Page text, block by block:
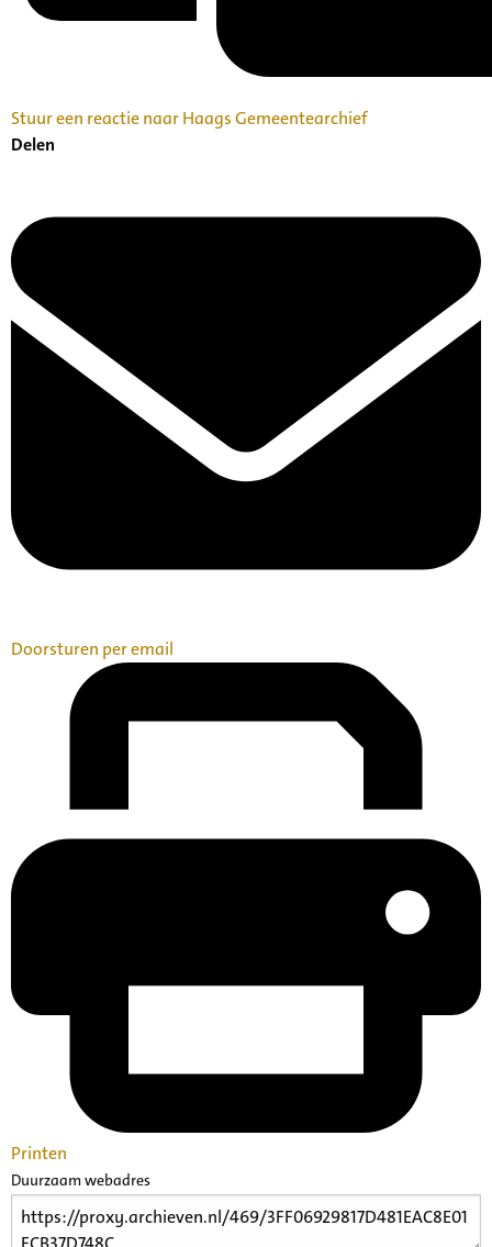
Stuur een reactie naar Haags Gemeentearchief
Delen
Doorsturen per email
Printen
Duurzaam webadres